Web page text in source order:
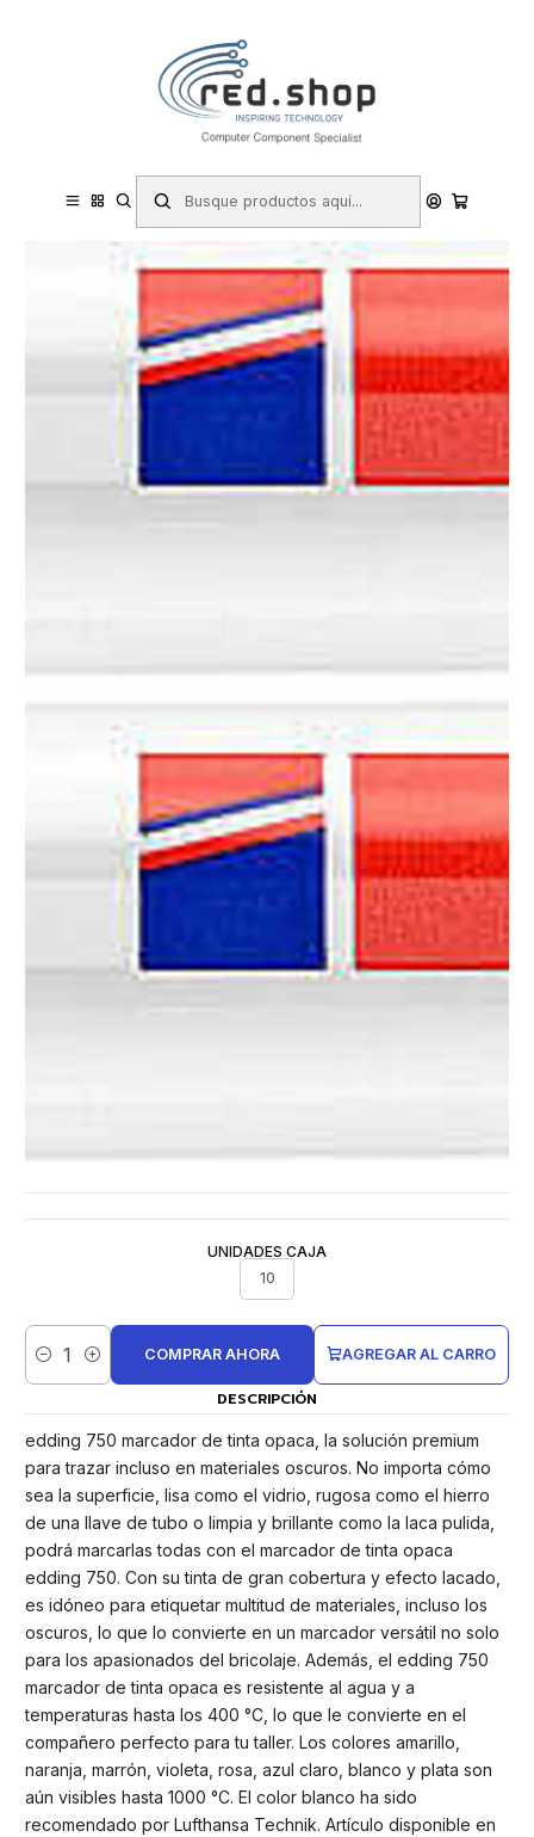
Haga Click Aqui
Papelería y Material de oficina Escritura y corrección
Edding 750 Rotulador Permanente - Punta Redonda - Trazo entre 2
y 4 mm. - Tinta Opaca - Secado Rapido - Color Negro
UNIDADES CAJA
10
Cantidad
AGREGAR AL CARRO
COMPRAR AHORA
DESCRIPCIÓN
edding 750 marcador de tinta opaca, la solución premium
para trazar incluso en materiales oscuros. No importa cómo
sea la superficie, lisa como el vidrio, rugosa como el hierro
de una llave de tubo o limpia y brillante como la laca pulida,
podrá marcarlas todas con el marcador de tinta opaca
edding 750. Con su tinta de gran cobertura y efecto lacado,
es idóneo para etiquetar multitud de materiales, incluso los
oscuros, lo que lo convierte en un marcador versátil no solo
para los apasionados del bricolaje. Además, el edding 750
marcador de tinta opaca es resistente al agua y a
temperaturas hasta los 400 °C, lo que le convierte en el
compañero perfecto para tu taller. Los colores amarillo,
naranja, marrón, violeta, rosa, azul claro, blanco y plata son
aún visibles hasta 1000 °C. El color blanco ha sido
recomendado por Lufthansa Technik. Artículo disponible en